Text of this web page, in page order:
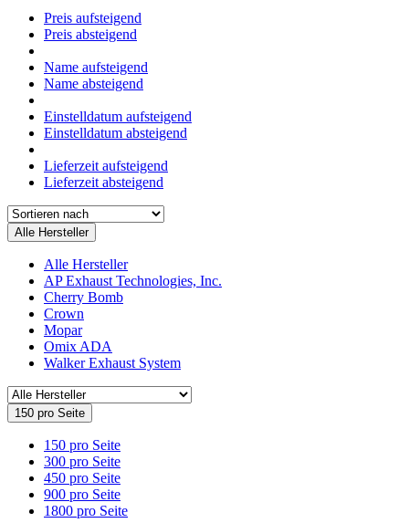
Preis aufsteigend
Preis absteigend
Name aufsteigend
Name absteigend
Einstelldatum aufsteigend
Einstelldatum absteigend
Lieferzeit aufsteigend
Lieferzeit absteigend
Alle Hersteller
Alle Hersteller
AP Exhaust Technologies, Inc.
Cherry Bomb
Crown
Mopar
Omix ADA
Walker Exhaust System
150 pro Seite
150 pro Seite
300 pro Seite
450 pro Seite
900 pro Seite
1800 pro Seite